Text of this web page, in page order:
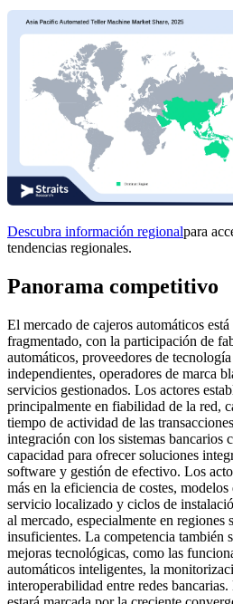
Descubra información regionalpara
tendencias regionales.
Panorama competitivo
El mercado de cajeros automáticos
fragmentado, con la participación de
automáticos, proveedores de
independientes, operadores de marca
servicios gestionados. Los actores
principalmente en fiabilidad de la red,
tiempo de actividad de las
integración con los sistemas bancarios
capacidad para ofrecer soluciones
software y gestión de efectivo. Los
más en la eficiencia de costes,
servicio localizado y ciclos de
al mercado, especialmente en regiones
insuficientes. La competencia también
mejoras tecnológicas, como las
automáticos inteligentes, la
interoperabilidad entre redes